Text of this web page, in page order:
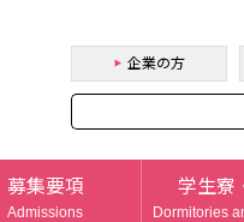
人 深堀学園 外語ビジネ
企業の方
募集要項
Admissions
学生寮
Dormitories